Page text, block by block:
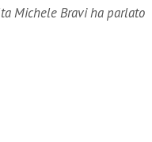
Michele Bravi ha parlato